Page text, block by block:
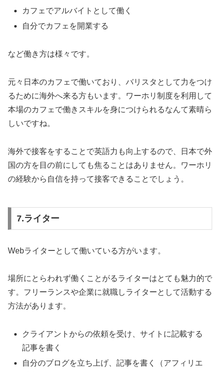
カフェでアルバイトとして働く
自分でカフェを開業する
など働き方は様々です。
元々日本のカフェで働いており、バリスタとして力をつけ
るために海外へ来る方もいます。ワーホリ制度を利用して
本場のカフェで働きスキルを身につけられるなんて素晴ら
しいですね。
海外で接客をすることで英語力も向上するので、日本で外
国の方を目の前にしても焦ることはありません。ワーホリ
の経験から自信を持って接客できることでしょう。
7.ライター
Webライターとして働いている方がいます。
場所にとらわれず働くことがるライターはとても魅力的で
す。フリーランスや企業に就職しライターとして活動する
方法があります。
クライアントからの依頼を受け、サイトに記載する
記事を書く
自分のブログを立ち上げ、記事を書く（アフィリエ